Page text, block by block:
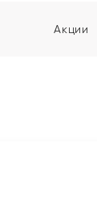
Акции